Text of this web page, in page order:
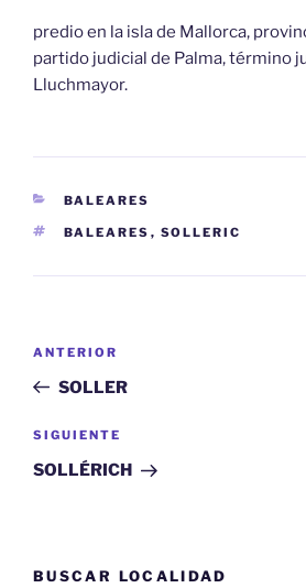
predio en la isla de Mallorca,
partido judicial de Palma, término
Lluchmayor.
CATEGORÍAS
BALEARES
ETIQUETAS
BALEARES , SOLLERIC
entradas
Entrada
anterior:
ANTERIOR
SOLLER
Siguiente
entrada
SIGUIENTE
SOLLÉRICH
BUSCAR LOCALIDAD